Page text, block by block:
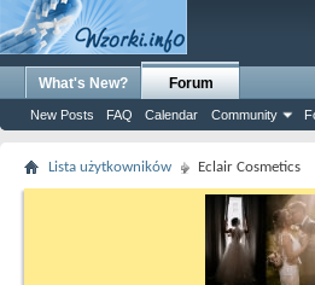
What's New? Forum
New Posts FAQ Calendar Community
Lista użytkowników Eclair Cosmetics